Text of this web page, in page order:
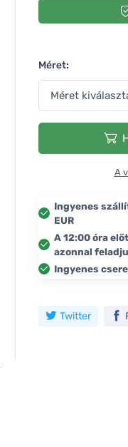
Méret:
A
Ingyenes
EUR
A 12:00 óra
azonnal
Ingyenes
Twitter